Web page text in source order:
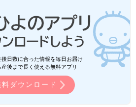
日数に合った情報を毎日お届け
後まで長く使える無料アプリ
料ダウンロード